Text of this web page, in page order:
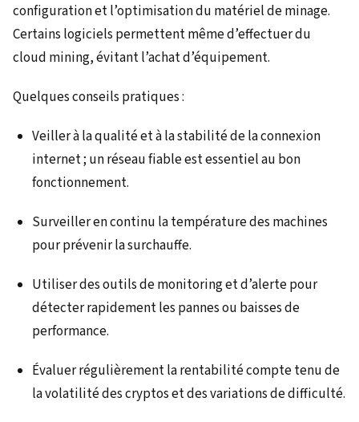
configuration et l’optimisation du matériel de minage.
Certains logiciels permettent même d’effectuer du
cloud mining, évitant l’achat d’équipement.
Quelques conseils pratiques :
Veiller à la qualité et à la stabilité de la connexion
internet ; un réseau fiable est essentiel au bon
fonctionnement.
Surveiller en continu la température des machines
pour prévenir la surchauffe.
Utiliser des outils de monitoring et d’alerte pour
détecter rapidement les pannes ou baisses de
performance.
Évaluer régulièrement la rentabilité compte tenu de
la volatilité des cryptos et des variations de difficulté.